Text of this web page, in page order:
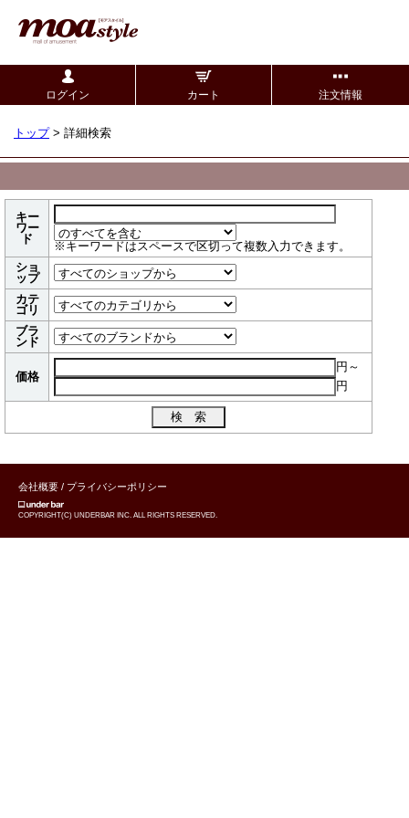
ログイン カート 注文情報
トップ> 詳細検索
キー
ワー
ド
※キーワードはスペースで区切って複数入力できます。
ショ
ップ
カテ
ゴリ
ブラ
ンド
価格
円～
円
会社概要 / プライバシーポリシー
COPYRIGHT(C) UNDERBAR INC. ALL RIGHTS RESERVED.